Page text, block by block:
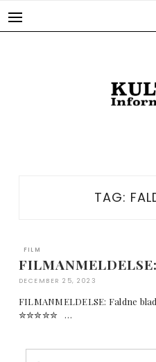
TAG:
FILM
DECEMBER 25, 2023
FILMANMELDELSE:
✮✮✮✮✮ …